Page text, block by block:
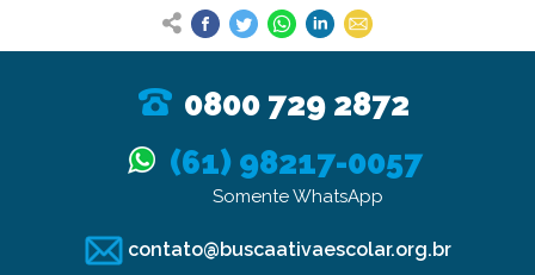
0800 729 2872
(61) 98217-0057
Somente WhatsApp
contato@buscaativaescolar.org.br